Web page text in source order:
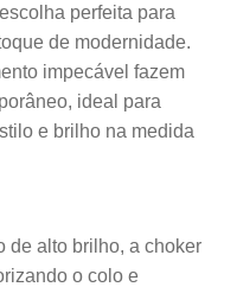
perfeita para
de modernidade.
impecável fazem
ideal para
e brilho na medida
de alto brilho, a choker
o colo e